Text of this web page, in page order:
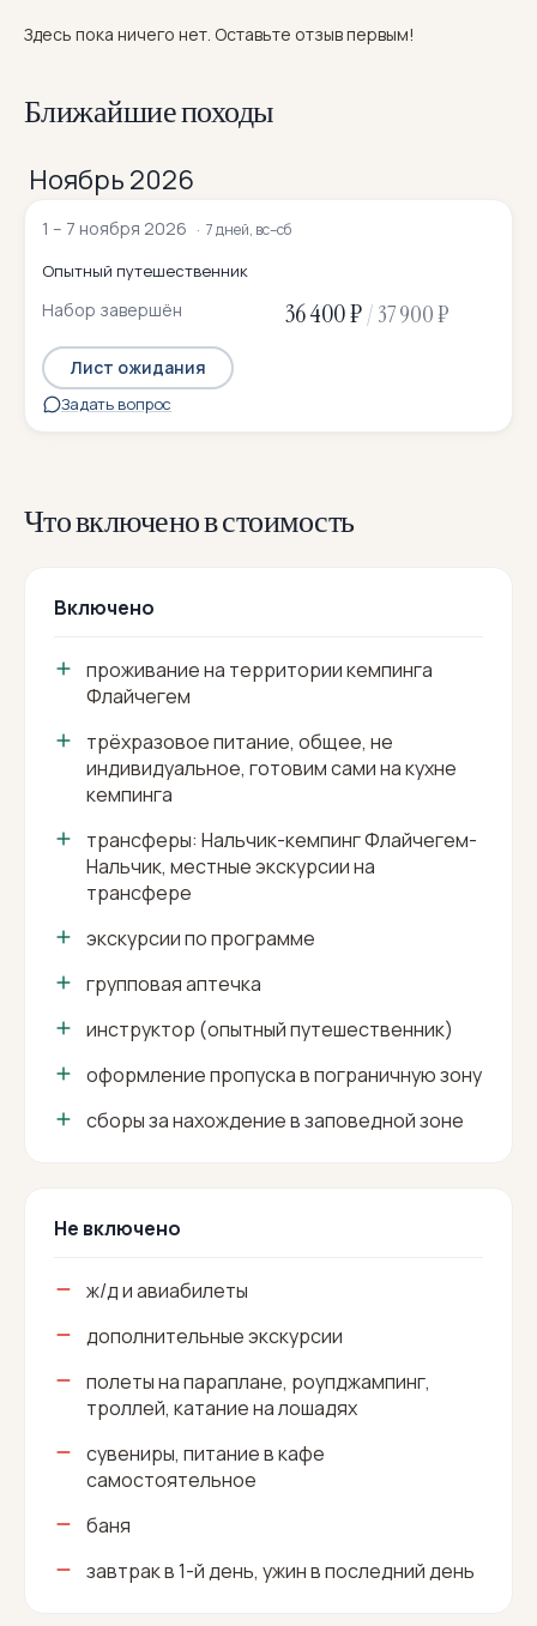
Здесь пока ничего нет. Оставьте отзыв первым!
Ближайшие походы
Ноябрь 2026
1 – 7 ноября 2026 7 дней, вс–сб
Опытный путешественник
Набор завершён 36 400 ₽/37 900 ₽
Лист ожидания
Задать вопрос
Что включено в стоимость
Включено
проживание на территории кемпинга
Флайчегем
трёхразовое питание, общее, не
индивидуальное, готовим сами на кухне
кемпинга
трансферы: Нальчик-кемпинг Флайчегем-
Нальчик, местные экскурсии на
трансфере
экскурсии по программе
групповая аптечка
инструктор (опытный путешественник)
оформление пропуска в пограничную зону
сборы за нахождение в заповедной зоне
Не включено
ж/д и авиабилеты
дополнительные экскурсии
полеты на параплане, роупджампинг,
троллей, катание на лошадях
сувениры, питание в кафе
самостоятельное
баня
завтрак в 1-й день, ужин в последний день